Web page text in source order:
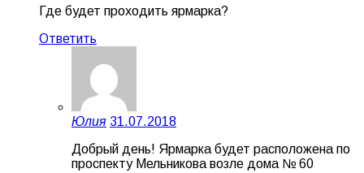
Где будет проходить ярмарка?
Ответить
Юлия 31.07.2018
Добрый день! Ярмарка будет расположена по
проспекту Мельникова возле дома № 60